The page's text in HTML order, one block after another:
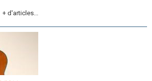
+ d'articles...